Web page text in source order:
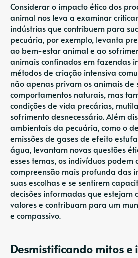
Considerar o impacto ético dos
animal nos leva a examinar
indústrias que contribuem para
pecuária, por exemplo, levanta
ao bem-estar animal e ao
animais confinados em fazendas
métodos de criação intensiva
não apenas privam os animais de
comportamentos naturais, mas
condições de vida precárias,
sofrimento desnecessário. Além
ambientais da pecuária, como o
emissões de gases de efeito
água, levantam novas questões
esses temas, os indivíduos podem
compreensão mais profunda das
suas escolhas e se sentirem
decisões informadas que estejam
valores e contribuam para um
e compassivo.
Desmistificando mitos e